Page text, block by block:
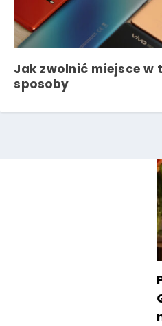
Jak zwolnić miejsce w
sposoby